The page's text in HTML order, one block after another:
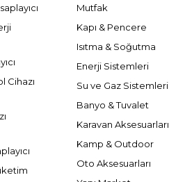
Cihazı
Mutfak
Kapı & Pencere
Isıtma & Soğutma
Enerji Sistemleri
Su ve Gaz Sistemleri
Banyo & Tuvalet
Karavan Aksesuarları
Kamp & Outdoor
Oto Aksesuarları